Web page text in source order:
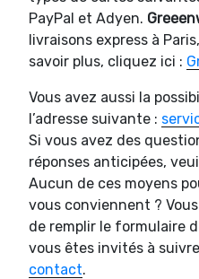
PayPal et Adyen.
livraisons express à
savoir plus, cliquez ici :
Vous avez aussi la
l’adresse suivante :
Si vous avez des
réponses anticipées,
Aucun de ces moyens
vous conviennent ?
de remplir le formulaire
vous êtes invités à
contact.